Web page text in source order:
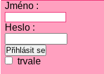
Jméno :
Heslo :
trvale